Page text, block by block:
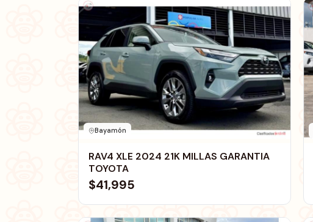
Bayamón
RAV4 XLE 2024 21K MILLAS GARANTIA
TOYOTA
$41,995